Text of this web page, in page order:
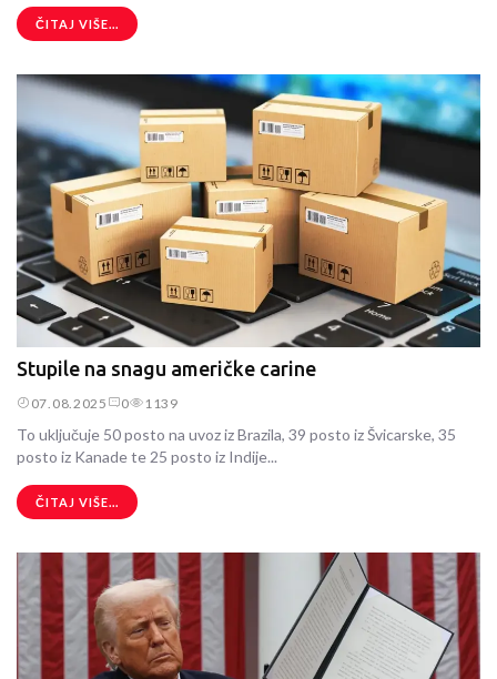
ČITAJ VIŠE...
Stupile na snagu američke carine
07.08.2025 0 1139
To uključuje 50 posto na uvoz iz Brazila, 39 posto iz Švicarske, 35
posto iz Kanade te 25 posto iz Indije...
ČITAJ VIŠE...